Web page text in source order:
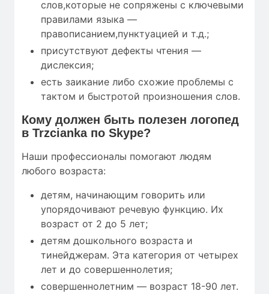
слов,которые не сопряжены с ключевыми
правилами языка —
правописанием,пунктуацией и т.д.;
присутствуют дефекты чтения —
дислексия;
есть заикание либо схожие проблемы с
тактом и быстротой произношения слов.
Кому должен быть полезен логопед
в Trzcianka по Skype?
Наши профессионалы помогают людям
любого возраста:
детям, начинающим говорить или
упорядочивают речевую функцию. Их
возраст от 2 до 5 лет;
детям дошкольного возраста и
тинейджерам. Эта категория от четырех
лет и до совершеннолетия;
совершеннолетним — возраст 18-90 лет.